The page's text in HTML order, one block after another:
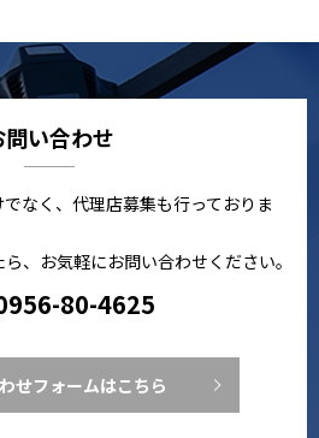
問い合わせ
なく、代理店募集も行っておりま
、お気軽にお問い合わせください。
80-4625
せフォームはこちら